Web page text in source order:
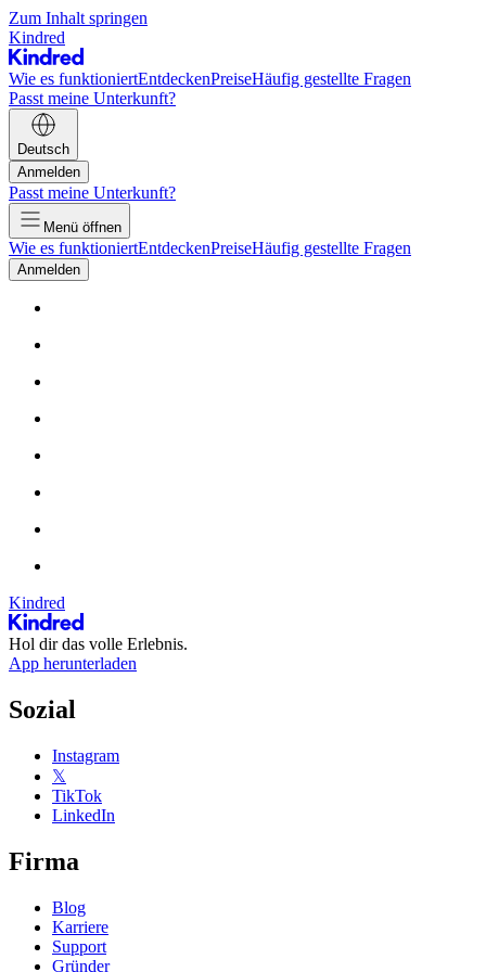
Zum Inhalt springen
Kindred
Wie es funktioniertEntdeckenPreiseHäufig gestellte Fragen
Passt meine Unterkunft?
Deutsch
Anmelden
Passt meine Unterkunft?
Menü öffnen
Wie es funktioniertEntdeckenPreiseHäufig gestellte Fragen
Anmelden
Kindred
Hol dir das volle Erlebnis.
App herunterladen
Sozial
Instagram
𝕏
TikTok
LinkedIn
Firma
Blog
Karriere
Support
Gründer